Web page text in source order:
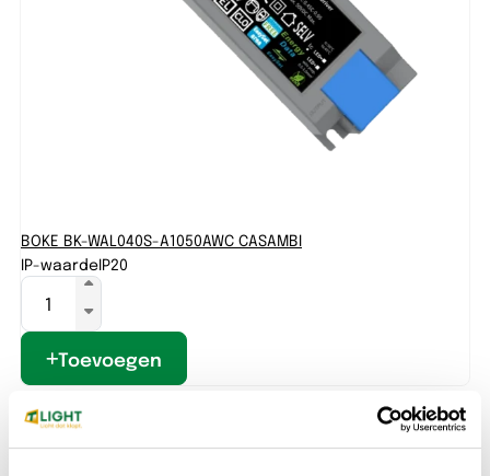
BOKE BK-WAL040S-A1050AWC CASAMBI
IP-waardeIP20
Toevoegen